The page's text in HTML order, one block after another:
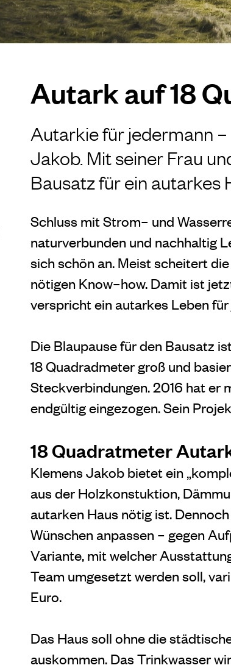
Autark auf 18
Autarkie für jedermann
Jakob. Mit seiner Frau
Bausatz für ein autarkes
Schluss mit Strom– und
naturverbunden und nachhaltig
sich schön an. Meist scheitert
nötigen Know–how. Damit ist
verspricht ein autarkes Leben
Die Blaupause für den Bausatz
18 Quadradmeter groß und
Steckverbindungen. 2016 hat er
endgültig eingezogen. Sein
18 Quadratmeter
Klemens Jakob bietet ein
aus der Holzkonstuktion,
autarken Haus nötig ist.
Wünschen anpassen – gegen
Variante, mit welcher
Team umgesetzt werden soll,
Euro.
Das Haus soll ohne die
auskommen. Das Trinkwasser